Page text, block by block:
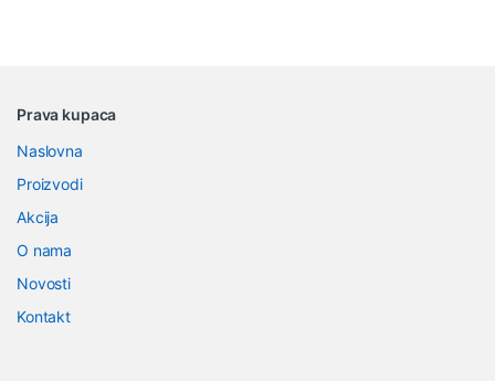
Prava kupaca
Naslovna
Proizvodi
Akcija
O nama
Novosti
Kontakt